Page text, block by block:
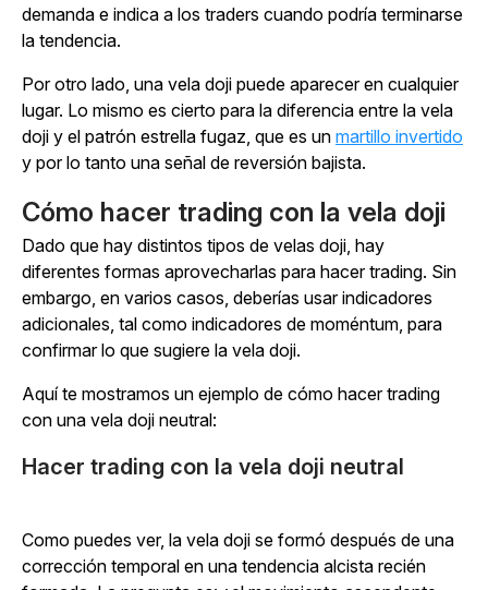
demanda e indica a los traders cuando podría terminarse
la tendencia.
Por otro lado, una vela doji puede aparecer en cualquier
lugar. Lo mismo es cierto para la diferencia entre la vela
doji y el patrón estrella fugaz, que es un martillo invertido
y por lo tanto una señal de reversión bajista.
Cómo hacer trading con la vela doji
Dado que hay distintos tipos de velas doji, hay
diferentes formas aprovecharlas para hacer trading. Sin
embargo, en varios casos, deberías usar indicadores
adicionales, tal como indicadores de moméntum, para
confirmar lo que sugiere la vela doji.
Aquí te mostramos un ejemplo de cómo hacer trading
con una vela doji neutral:
Hacer trading con la vela doji neutral
Como puedes ver, la vela doji se formó después de una
corrección temporal en una tendencia alcista recién